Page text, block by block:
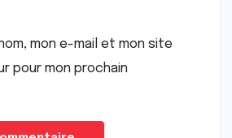
mon e-mail et mon site
pour mon prochain